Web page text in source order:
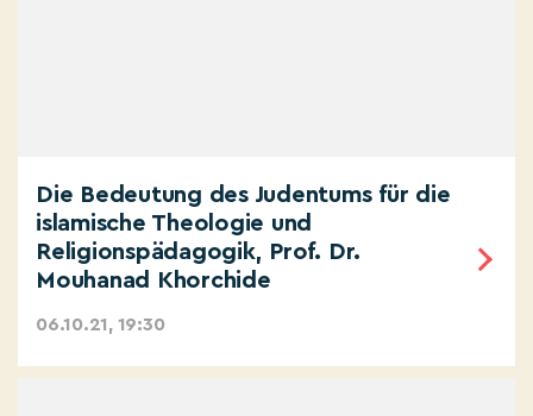
Die Bedeutung des Judentums für die
islamische Theologie und
Religionspädagogik, Prof. Dr.
Mouhanad Khorchide
06.10.21, 19:30